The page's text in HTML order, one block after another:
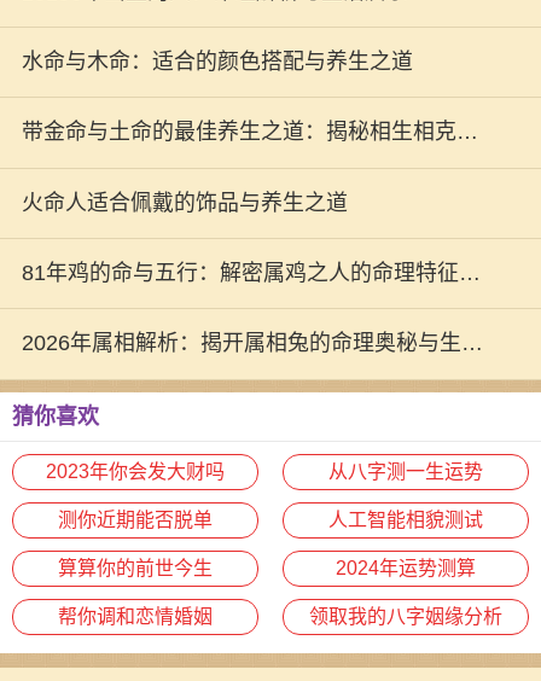
水命与木命：适合的颜色搭配与养生之道
带金命与土命的最佳养生之道：揭秘相生相克的
奥秘！
火命人适合佩戴的饰品与养生之道
81年鸡的命与五行：解密属鸡之人的命理特征与
运势
2026年属相解析：揭开属相兔的命理奥秘与生活
指南
猜你喜欢
2023年你会发大财吗 从八字测一生运势
测你近期能否脱单 人工智能相貌测试
算算你的前世今生 2024年运势测算
帮你调和恋情婚姻 领取我的八字姻缘分析